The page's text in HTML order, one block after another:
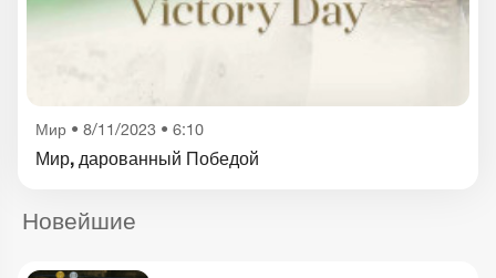
Мир • 8/11/2023 • 6:10
Мир, дарованный Победой
Новейшие